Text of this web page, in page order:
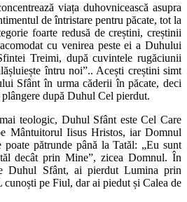
viața duhovnicească asupra
de întristare pentru păcate, tot la
foarte redusă de creștini, creștinii
cu venirea peste ei a Duhului
Treimi, după cuvintele rugăciunii
întru noi”.. Acești creștini simt
Sfânt în urma căderii în păcate, deci
după Duhul Cel pierdut.
teologic, Duhul Sfânt este Cel Care
Mântuitorul Iisus Hristos, iar Domnul
pătrunde până la Tatăl: „Eu sunt
decât prin Mine”, zicea Domnul. În
Duhul Sfânt, ai pierdut Lumina prin
cunoști pe Fiul, dar ai piedut și Calea de